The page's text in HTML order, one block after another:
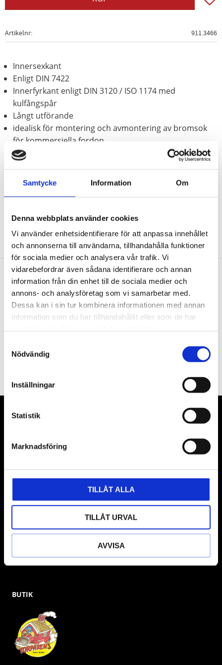
Samtycke Information Om
Denna webbplats använder cookies
Vi använder enhetsidentifierare för att anpassa innehållet
och annonserna till användarna, tillhandahålla funktioner
för sociala medier och analysera vår trafik. Vi
vidarebefordrar även sådana identifierare och annan
information från din enhet till de sociala medier och
annons- och analysföretag som vi samarbetar med.
Dessa kan i sin tur kombinera informationen med annan
information som du har tillhandahållit eller som de har
Nödvändig
Inställningar
Statistik
Marknadsföring
TILLÅT ALLA
TILLÅT URVAL
AVVISA
Artikelnr 911.3466
Innersexkant
Enligt DIN 7422
Innerfyrkant enligt DIN 3120 / ISO 1174 med
kulfångspår
Långt utförande
idealisk för montering och avmontering av bromsok
för kommersiella fordon
med inpressad förnicklad bitinsats
Matt satinerat
Krom vanadium
Nyhetsbrev
VÅRA LEVERANTÖRER
Våra främsta leverantörer är KS Tools verktyg, ATH billyftar
& däckmaskiner och Master luftmaskiner. Kontakta oss
gärna om vad som helst då vi gör vårt yttersta för att hjälpa
BUTIK